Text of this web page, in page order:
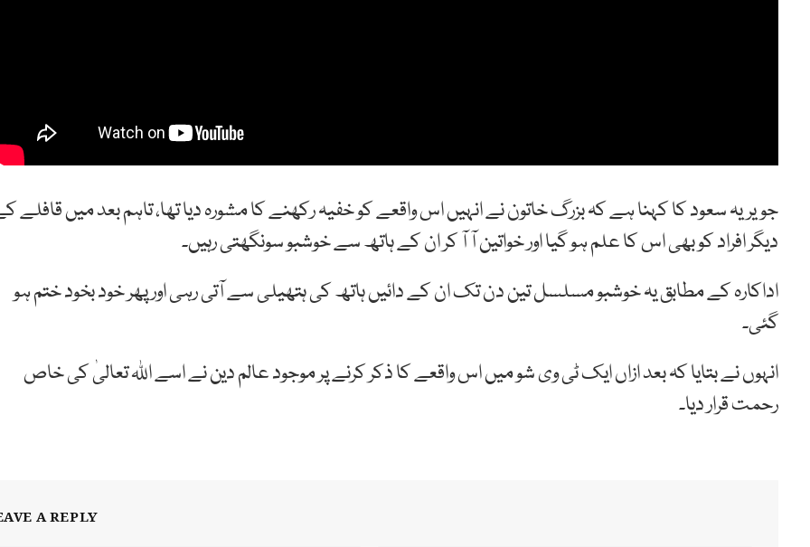
جویریہ سعود کا کہنا ہے کہ بزرگ خاتون نے انہیں اس واقعے کو خفیہ رکھنے کا مشورہ دیا تھا، تاہم بعد میں قافلے
دیگر افراد کو بھی اس کا علم ہو گیا اور خواتین آ آ کر ان کے ہاتھ سے خوشبو سونگھتی رہیں۔
اداکارہ کے مطابق یہ خوشبو مسلسل تین دن تک ان کے دائیں ہاتھ کی ہتھیلی سے آتی رہی اور پھر خود بخود ختم ہو
گئی۔
انہوں نے بتایا کہ بعد ازاں ایک ٹی وی شو میں اس واقعے کا ذکر کرنے پر موجود عالم دین نے اسے اللہ تعالیٰ کی خاص
رحمت قرار دیا۔
A REPLY